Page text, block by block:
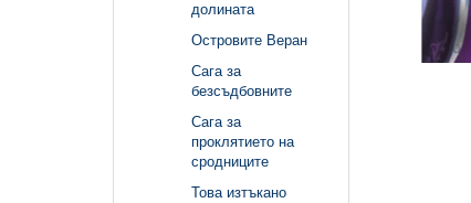
долината
Островите Веран
Сага за
безсъдбовните
Сага за
проклятието на
сродниците
Това изтъкано